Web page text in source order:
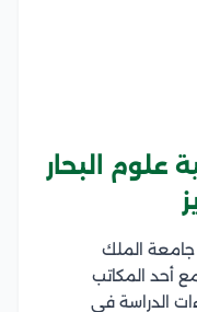
علوم البحار
جامعة الملك
أحد المكاتب
الدراسة في